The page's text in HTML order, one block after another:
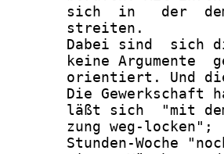
sich  in   der
       streiten.
Dabei sind  sich
keine Argumente
orientiert. Und
Die Gewerkschaft
läßt sich  "mit
zung weg-locken";
Stunden-Woche